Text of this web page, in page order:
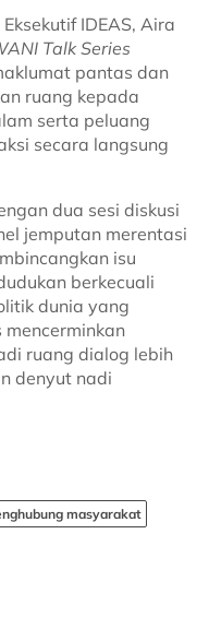
IDEAS, Aira
Talk Series
pantas dan
ruang kepada
serta peluang
secara langsung
dua sesi diskusi
jemputan merentasi
isu
berkecuali
dunia yang
ruang dialog lebih
denyut nadi
masyarakat